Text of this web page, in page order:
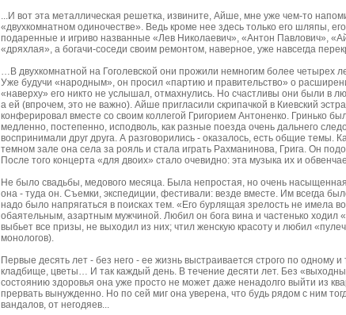
...И вот эта металлическая решетка, извините, Айше, мне уже чем-то
«двухкомнатном одиночестве». Ведь кроме нее здесь только его шляпы,
подаренные и игриво названные «Лев Николаевич», «Антон Павлович»,
«дряхлая», а богачи-соседи своим ремонтом, наверное, уже навсегда
…В двухкомнатной на Гоголевской они прожили немногим более четырех
Уже будучи «народным», он просил «партию и правительство» о
«наверху» его никто не услышал, отмахнулись. Но счастливы они были в
а ей (впрочем, это не важно). Айше пригласили скрипачкой в Киевский
конферировал вместе со своим коллегой Григорием Антоненко. Гринько
медленно, постепенно, исподволь, как разные поезда очень дальнего
воспринимали друг друга. А разговорились - оказалось, есть общие темы.
темном зале она села за рояль и стала играть Рахманинова, Грига. Он
После того концерта «для двоих» стало очевидно: эта музыка их и
Не было свадьбы, медового месяца. Была непростая, но очень
она - туда он. Съемки, экспедиции, фестивали: везде вместе. Им всегда
надо было напрягаться в поисках тем. «Его бурлящая зрелость не имела
обаятельным, азартным мужчиной. Любил он бога вина и частенько ходил
выбьет все призы, не выходил из них; чтил женскую красоту и любил
монологов).
Первые десять лет - без него - ее жизнь выстраивается строго по одному
кладбище, цветы… И так каждый день. В течение десяти лет. Без
состоянию здоровья она уже просто не может даже ненадолго выйти из
прервать вынужденно. Но по сей миг она уверена, что будь рядом с ним
вандалов, от негодяев...